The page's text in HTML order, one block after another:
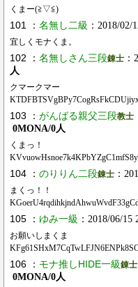
くまー(≧▽≦)
101 ： 名無し二級 ：2018/02/
宜しくモナくま。
102 ： 名無しさん三段錬士
人
クマークマー
103 ： がんばる親父三段教士
0MONA/0人
くまっ！
104 ： のりりん二段錬士 ：
まくっ！！
105 ： ゆみ一級 ：2018/06/15
お願いしまくま
106 ： モナ推しHIDE一級錬士
0MONA/0人